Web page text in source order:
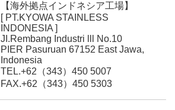
【海外拠点インドネシア工場】
[ PT.KYOWA STAINLESS
INDONESIA ]
JI.Rembang Industri lll No.10
PIER Pasuruan 67152 East Jawa,
Indonesia
TEL.+62（343）450 5007
FAX.+62（343）450 5303